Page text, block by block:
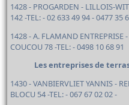
1428 - PROGARDEN - LILLOIS-
142 -TEL: - 02 633 49 94 - 0477 35
1428 - A. FLAMAND ENTREPRISE
COUCOU 78 -TEL: - 0498 10 68 91
Les entreprises de
1430 - VANBIERVLIET YANNIS -
BLOCU 54 -TEL: - 067 67 02 02 -